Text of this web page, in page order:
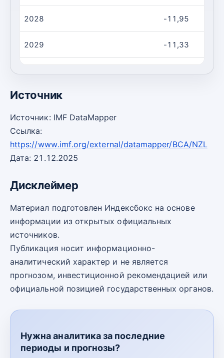
2028 -11,95
2029 -11,33
Источник
Источник: IMF DataMapper
Ссылка:
https://www.imf.org/external/datamapper/BCA/NZL
Дата: 21.12.2025
Дисклеймер
Материал подготовлен Индексбокс на основе
информации из открытых официальных
источников.
Публикация носит информационно-
аналитический характер и не является
прогнозом, инвестиционной рекомендацией или
официальной позицией государственных органов.
Нужна аналитика за последние
периоды и прогнозы?